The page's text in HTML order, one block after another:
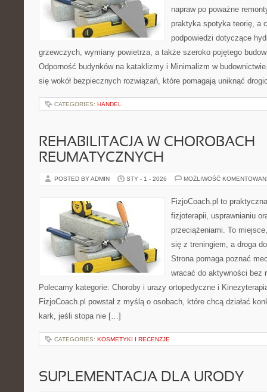
napraw po poważne
praktyka spotyka teorię, a
podpowiedzi dotyczące
grzewczych, wymiany powietrza, a także szeroko pojętego
Odporność budynków na kataklizmy i Minimalizm w
się wokół bezpiecznych rozwiązań, które pomagają uniknąć
CATEGORIES: HANDEL
REHABILITACJA W CHOROBACH
REUMATYCZNYCH
POSTED BY ADMIN STY - 1 - 2026 MOŻLIWOŚĆ
FizjoCoach.pl to
fizjoterapii, usprawnianiu
przeciążeniami. To
się z treningiem, a droga
Strona pomaga poznać
wracać do aktywności bez
Polecamy kategorie: Choroby i urazy ortopedyczne i
FizjoCoach.pl powstał z myślą o osobach, które chcą działać
kark, jeśli stopa nie […]
CATEGORIES: KOSMETYKI I RECENZJE
SUPLEMENTACJA DLA URODY